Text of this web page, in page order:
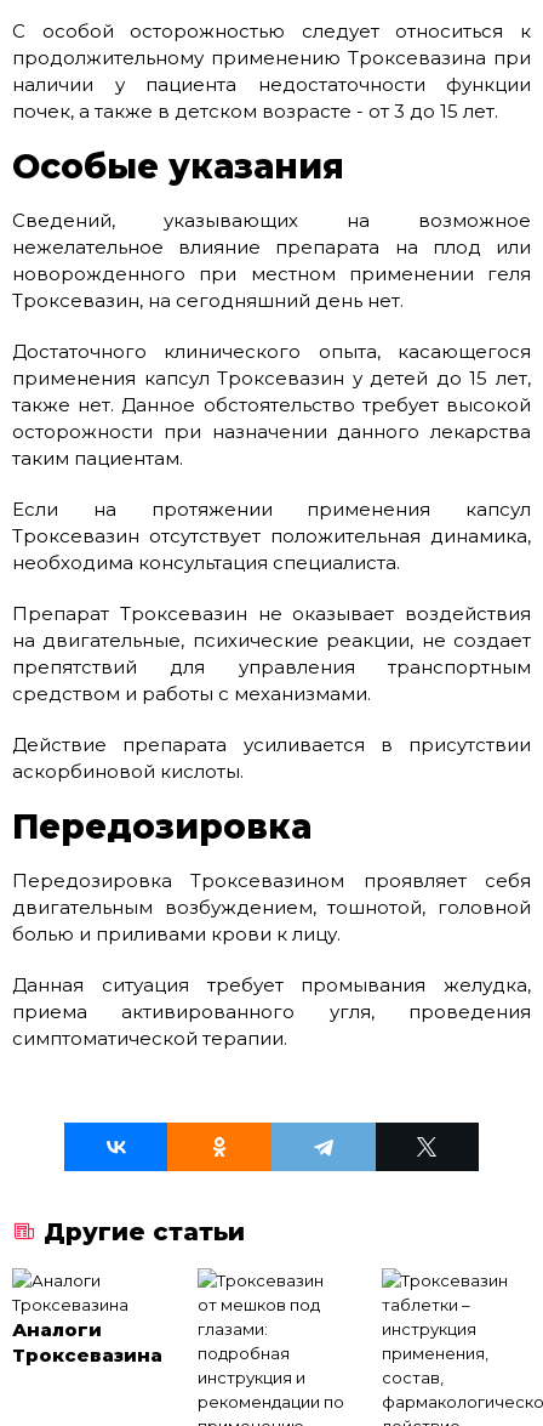
С особой осторожностью следует относиться к
продолжительному применению Троксевазина при
наличии у пациента недостаточности функции
почек, а также в детском возрасте - от 3 до 15 лет.
Особые указания
Сведений, указывающих на возможное
нежелательное влияние препарата на плод или
новорожденного при местном применении геля
Троксевазин, на сегодняшний день нет.
Достаточного клинического опыта, касающегося
применения капсул Троксевазин у детей до 15 лет,
также нет. Данное обстоятельство требует высокой
осторожности при назначении данного лекарства
таким пациентам.
Если на протяжении применения капсул
Троксевазин отсутствует положительная динамика,
необходима консультация специалиста.
Препарат Троксевазин не оказывает воздействия
на двигательные, психические реакции, не создает
препятствий для управления транспортным
средством и работы с механизмами.
Действие препарата усиливается в присутствии
аскорбиновой кислоты.
Передозировка
Передозировка Троксевазином проявляет себя
двигательным возбуждением, тошнотой, головной
болью и приливами крови к лицу.
Данная ситуация требует промывания желудка,
приема активированного угля, проведения
симптоматической терапии.
Другие статьи
Аналоги
Троксевазина